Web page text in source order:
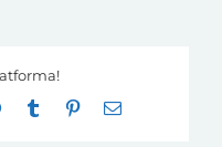
WhatsApp
Tumblr Pinterest
E-